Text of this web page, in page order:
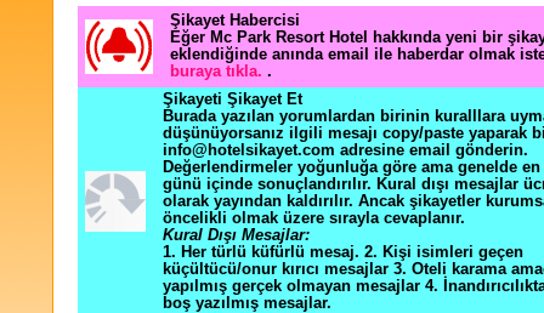
Şikayet Habercisi
Eğer Mc Park Resort Hotel hakkında yeni bir
eklendiğinde anında email ile haberdar olmak
buraya tıkla. .
Şikayeti Şikayet Et
Burada yazılan yorumlardan birinin kuralllara
düşünüyorsanız ilgili mesajı copy/paste yaparak
info@hotelsikayet.com adresine email gönderin.
Değerlendirmeler yoğunluğa göre ama genelde
günü içinde sonuçlandırılır. Kural dışı mesajlar
olarak yayından kaldırılır. Ancak şikayetler
öncelikli olmak üzere sırayla cevaplanır.
Kural Dışı Mesajlar:
1. Her türlü küfürlü mesaj. 2. Kişi isimleri geçen
küçültücü/onur kırıcı mesajlar 3. Oteli karama
yapılmış gerçek olmayan mesajlar 4.
boş yazılmış mesajlar.